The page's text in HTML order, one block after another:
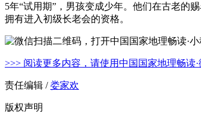
5年“试用期”，男孩变成少年。他们在古老的
拥有进入初级长老会的资格。
>>> 阅读更多内容，请使用中国国家地理畅读
责任编辑 /娄家欢
版权声明